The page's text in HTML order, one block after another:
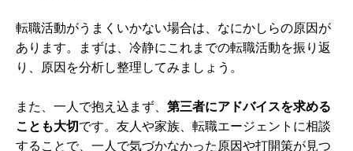
転職活動がうまくいかない場合は、なにかしらの原因が
あります。まずは、冷静にこれまでの転職活動を振り返
り、原因を分析し整理してみましょう。
また、一人で抱え込まず、 第三者にアドバイスを求める
ことも大切です。友人や家族、転職エージェントに相談
することで、一人で気づかなかった原因や打開策が見つ